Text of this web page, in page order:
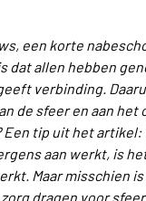
een korte
dat allen hebben
verbinding.
de sfeer en aan het
tip uit het
aan werkt, is
Maar misschien
dragen voor